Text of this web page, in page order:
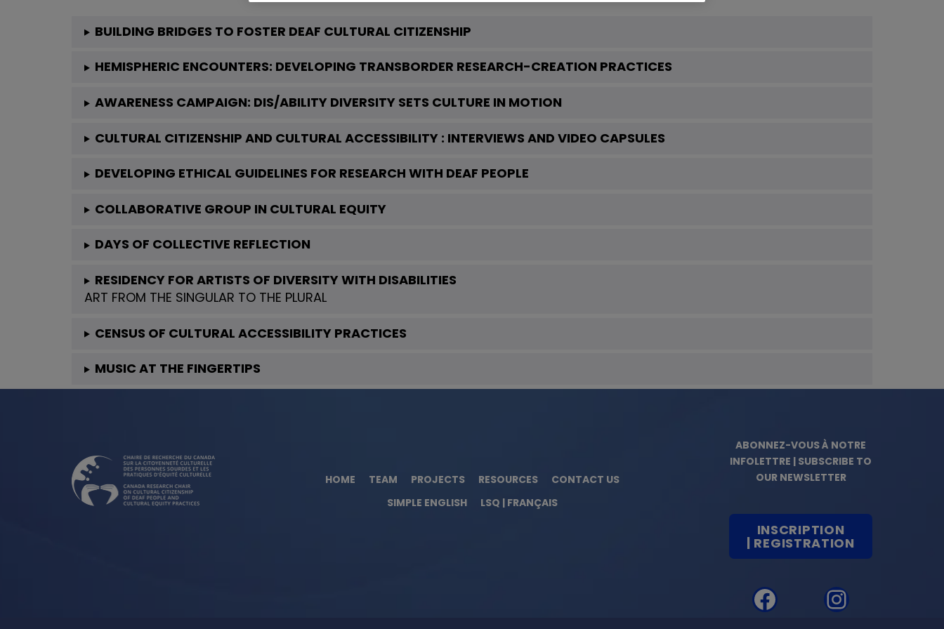
BUILDING BRIDGES TO FOSTER DEAF CULTURAL CITIZENSHIP
HEMISPHERIC ENCOUNTERS: DEVELOPING TRANSBORDER RESEARCH-CREATION PRACTICES
AWARENESS CAMPAIGN: DIS/ABILITY DIVERSITY SETS CULTURE IN MOTION
CULTURAL CITIZENSHIP AND CULTURAL ACCESSIBILITY : INTERVIEWS AND VIDEO CAPSULES
DEVELOPING ETHICAL GUIDELINES FOR RESEARCH WITH DEAF PEOPLE
COLLABORATIVE GROUP IN CULTURAL EQUITY
DAYS OF COLLECTIVE REFLECTION
RESIDENCY FOR ARTISTS OF DIVERSITY WITH DISABILITIES
ART FROM THE SINGULAR TO THE PLURAL
CENSUS OF CULTURAL ACCESSIBILITY PRACTICES
MUSIC AT THE FINGERTIPS
HOME TEAM PROJECTS RESOURCES
CONTACT US
SIMPLE ENGLISH
LSQ | FRANÇAIS
ABONNEZ-VOUS À NOTRE
INFOLETTRE | SUBSCRIBE TO
OUR NEWSLETTER
INSCRIPTION
| REGISTRATION